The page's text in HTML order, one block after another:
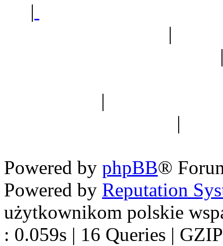
|
|
|
|
Powered by phpBB®
Powered by Reputation
użytkownikom polskie
: 0.059s | 16 Queries |